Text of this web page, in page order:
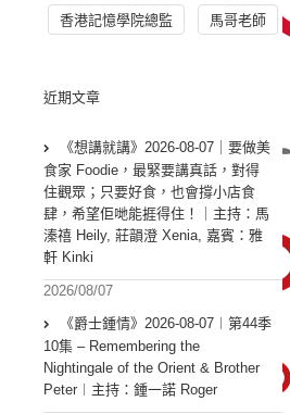
香港記憶學院總監 馬哥老師
近期文章
《想講就講》2026-08-07｜要做美
食家 Foodie，最緊要講真話，對得
住觀眾；只要好食，也會撐小店食
肆，希望佢哋能捱得住！｜主持：馬
溱禧 Heily, 莊韻澄 Xenia, 嘉賓：雅
軒 Kinki
2026/08/07
《爵士鍾情》2026-08-07︱第44季
10集 – Remembering the
Nightingale of the Orient & Brother
Peter︱主持：鍾一諾 Roger